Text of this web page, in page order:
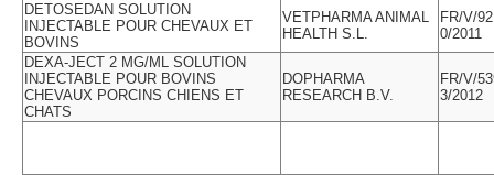
DETOSEDAN SOLUTION
INJECTABLE POUR CHEVAUX ET
BOVINS
VETPHARMA ANIMAL
HEALTH S.L.
FR/V/
0/2011
DEXA-JECT 2 MG/ML SOLUTION
INJECTABLE POUR BOVINS
CHEVAUX PORCINS CHIENS ET
CHATS
DOPHARMA
RESEARCH B.V.
FR/V/
3/2012